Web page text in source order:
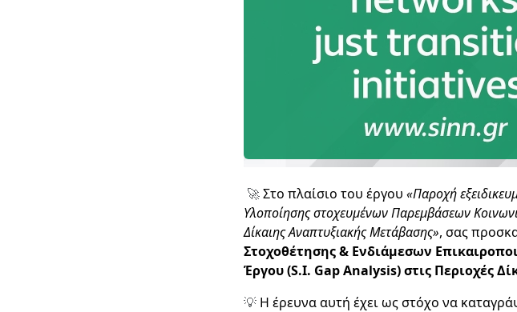
🚀 Στο πλαίσιο του έργου «Παροχή
Υλοποίησης στοχευμένων Παρεμβάσεων
Δίκαιης Αναπτυξιακής Μετάβασης», σας
Στοχοθέτησης & Ενδιάμεσων
Έργου (S.I. Gap Analysis) στις Περιοχές
💡 Η έρευνα αυτή έχει ως στόχο να